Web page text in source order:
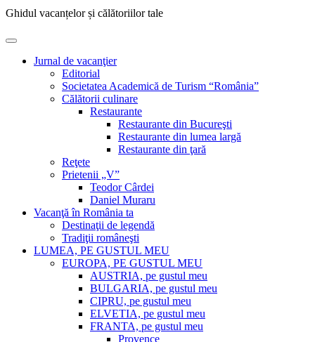
Ghidul vacanțelor și călătoriilor tale
Jurnal de vacanţier
Editorial
Societatea Academică de Turism “România”
Călătorii culinare
Restaurante
Restaurante din Bucureşti
Restaurante din lumea largă
Restaurante din ţară
Reţete
Prietenii „V”
Teodor Cârdei
Daniel Muraru
Vacanţă în România ta
Destinaţii de legendă
Tradiţii româneşti
LUMEA, PE GUSTUL MEU
EUROPA, PE GUSTUL MEU
AUSTRIA, pe gustul meu
BULGARIA, pe gustul meu
CIPRU, pe gustul meu
ELVETIA, pe gustul meu
FRANTA, pe gustul meu
Provence